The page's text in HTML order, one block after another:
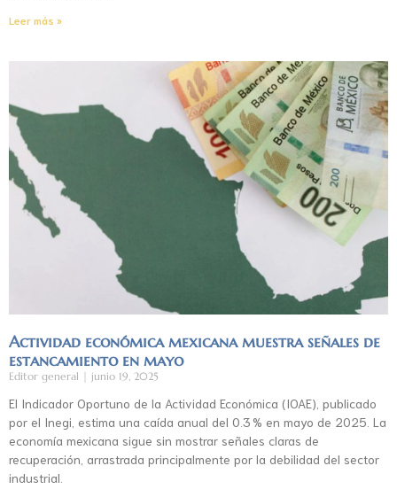
Leer más »
Actividad económica mexicana muestra señales de
estancamiento en mayo
Editor general junio 19, 2025
El Indicador Oportuno de la Actividad Económica (IOAE), publicado
por el Inegi, estima una caída anual del 0.3 % en mayo de 2025. La
economía mexicana sigue sin mostrar señales claras de
recuperación, arrastrada principalmente por la debilidad del sector
industrial.